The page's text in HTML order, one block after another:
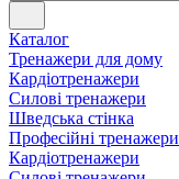
Каталог
Тренажери для дому
Кардіотренажери
Силові тренажери
Шведська стінка
Професійні тренажери
Кардіотренажери